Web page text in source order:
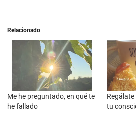
Relacionado
Me he preguntado, en qué te
he fallado
Regálate
tu